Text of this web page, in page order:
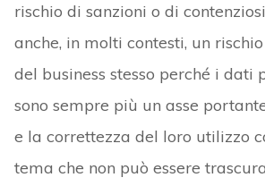
rischio di sanzioni o di
anche, in molti contesti, un
del business stesso perché i dati
sono sempre più un asse
e la correttezza del loro utilizzo
tema che non può essere